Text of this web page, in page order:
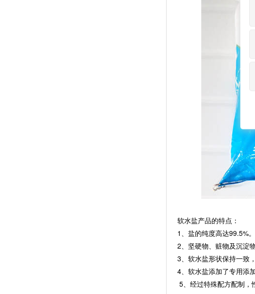
软水盐产品的特点：
1、盐的纯度高达99.5%。
2、坚硬物、赃物及沉淀
3、软水盐形状保持一致
4、软水盐添加了专用添
5、经过特殊配方配制，